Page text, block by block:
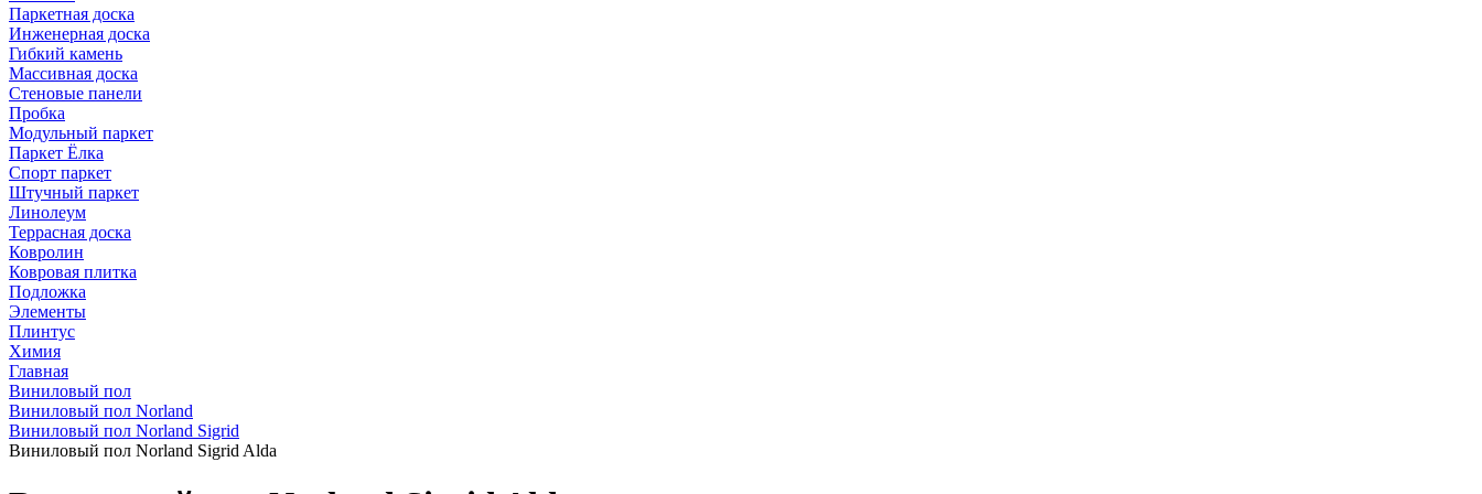
Паркетная доска
Инженерная доска
Гибкий камень
Массивная доска
Стеновые панели
Пробка
Модульный паркет
Паркет Ёлка
Спорт паркет
Штучный паркет
Линолеум
Террасная доска
Ковролин
Ковровая плитка
Подложка
Элементы
Плинтус
Химия
Главная
Виниловый пол
Виниловый пол Norland
Виниловый пол Norland Sigrid
Виниловый пол Norland Sigrid Alda